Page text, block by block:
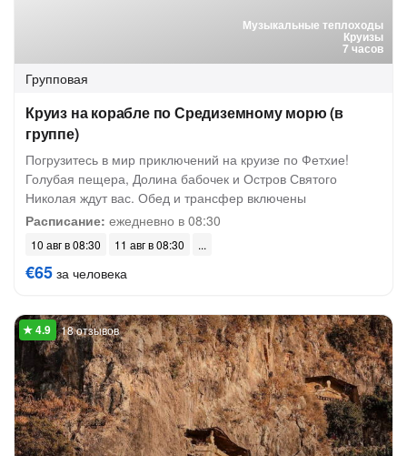
Музыкальные теплоходы
Круизы
7 часов
Групповая
Круиз на корабле по Средиземному морю (в
группе)
Погрузитесь в мир приключений на круизе по Фетхие!
Голубая пещера, Долина бабочек и Остров Святого
Николая ждут вас. Обед и трансфер включены
Расписание: ежедневно в 08:30
10 авг в 08:30 11 авг в 08:30
€65 за человека
18 отзывов